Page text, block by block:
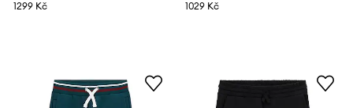
1299 Kč
1029 Kč